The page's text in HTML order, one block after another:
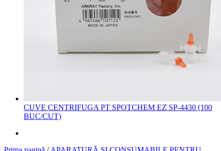
CUVE CENTRIFUGA PT SPOTCHEM EZ SP-4430 (100
BUC/CUT)